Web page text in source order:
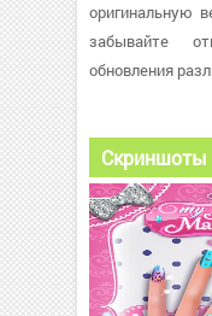
оригинальную
забывайте
обновления
Скриншоты